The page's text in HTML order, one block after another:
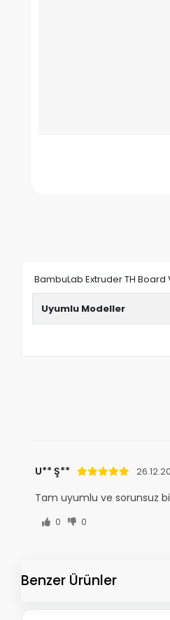
BambuLab Extruder TH Board
Uyumlu Modeller
U** Ş**
Tam uyumlu ve sorunsuz
0 0
Benzer Ürünler